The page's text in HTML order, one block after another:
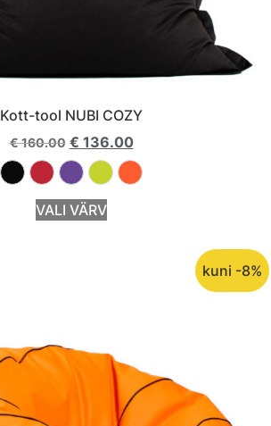
Kott-tool NUBI COZY
€160.00 € 136.00
VALI VÄRV
kuni -8%